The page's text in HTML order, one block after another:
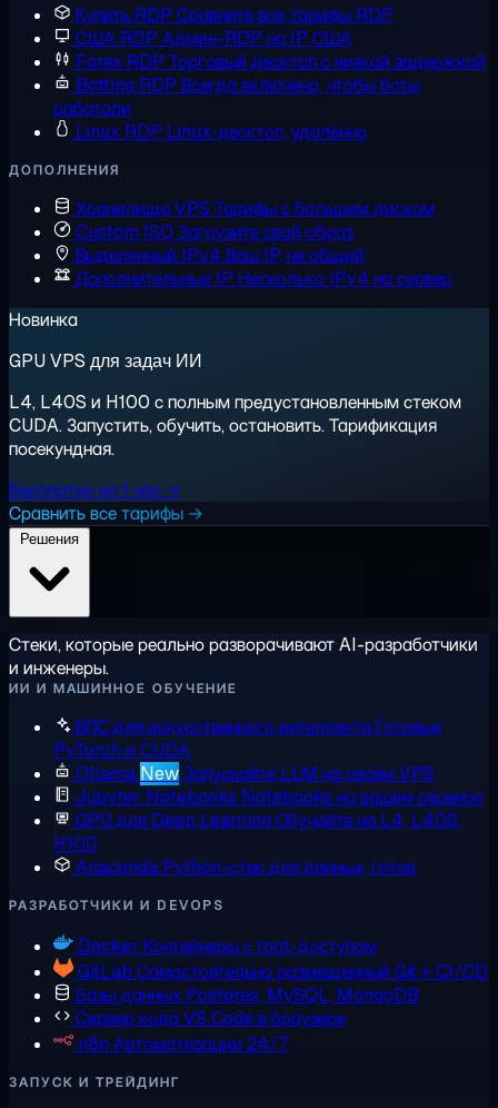
Купить RDP Сравните все тарифы RDP
США RDP Админ-RDP на IP США
Forex RDP Торговый десктоп с низкой задержкой
Botting RDP Всегда включено, чтобы боты
работали
Linux RDP Linux-десктоп, удалённо
ДОПОЛНЕНИЯ
Хранилище VPS Тарифы с большим диском
Custom ISO Загрузите свой образ
Выделенный IPv4 Ваш IP, не общий
Дополнительные IP Несколько IPv4 на сервер
Новинка
GPU VPS для задач ИИ
L4, L40S и H100 с полным предустановленным стеком
CUDA. Запустить, обучить, остановить. Тарификация
посекундная.
Бесплатно на 1 час →
Сравнить все тарифы →
Стеки, которые реально разворачивают AI-разработчики
и инженеры.
ИИ И МАШИННОЕ ОБУЧЕНИЕ
ВПС для искусственного интеллектаГотовые
PyTorch и CUDA
Ollama NewЗапускайте LLM на своём VPS
Jupyter Notebooks Notebooks на вашем сервере
GPU для Deep Learning Обучайте на L4, L40S,
H100
Anaconda Python-стек для данных, готов
РАЗРАБОТЧИКИ И DEVOPS
Docker Контейнеры с root-доступом
GitLab Самостоятельно размещенный Git + CI/CD
Базы данных Postgres, MySQL, MongoDB
Сервер кодаVS Code в браузере
n8n Автоматизации 24/7
ЗАПУСК И ТРЕЙДИНГ